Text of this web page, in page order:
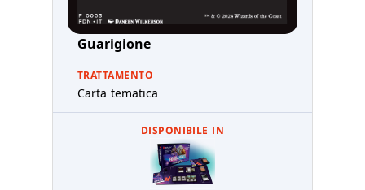
Guarigione
TRATTAMENTO
Carta tematica
DISPONIBILE IN